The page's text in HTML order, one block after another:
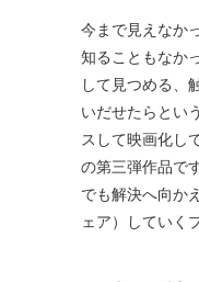
今まで見えなか
知ることもなか
して見つめる、
いだせたらとい
スして映画化し
の第三弾作品で
でも解決へ向か
ェア）していく